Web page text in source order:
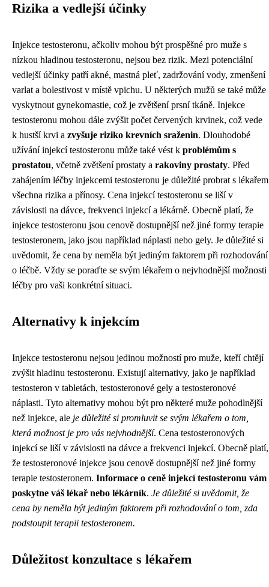
Rizika a vedlejší účinky
Injekce testosteronu, ačkoliv mohou být prospěšné pro muže s
nízkou hladinou testosteronu, nejsou bez rizik. Mezi potenciální
vedlejší účinky patří akné, mastná pleť, zadržování vody, zmenšení
varlat a bolestivost v místě vpichu. U některých mužů se také může
vyskytnout gynekomastie, což je zvětšení prsní tkáně. Injekce
testosteronu mohou dále zvýšit počet červených krvinek, což vede
k hustší krvi a zvyšuje riziko krevních sraženin. Dlouhodobé
užívání injekcí testosteronu může také vést k problémům s
prostatou, včetně zvětšení prostaty a rakoviny prostaty. Před
zahájením léčby injekcemi testosteronu je důležité probrat s lékařem
všechna rizika a přínosy. Cena injekcí testosteronu se liší v
závislosti na dávce, frekvenci injekcí a lékárně. Obecně platí, že
injekce testosteronu jsou cenově dostupnější než jiné formy terapie
testosteronem, jako jsou například náplasti nebo gely. Je důležité si
uvědomit, že cena by neměla být jediným faktorem při rozhodování
o léčbě. Vždy se poraďte se svým lékařem o nejvhodnější možnosti
léčby pro vaši konkrétní situaci.
Alternativy k injekcím
Injekce testosteronu nejsou jedinou možností pro muže, kteří chtějí
zvýšit hladinu testosteronu. Existují alternativy, jako je například
testosteron v tabletách, testosteronové gely a testosteronové
náplasti. Tyto alternativy mohou být pro některé muže pohodlnější
než injekce, ale je důležité si promluvit se svým lékařem o tom,
která možnost je pro vás nejvhodnější. Cena testosteronových
injekcí se liší v závislosti na dávce a frekvenci injekcí. Obecně platí,
že testosteronové injekce jsou cenově dostupnější než jiné formy
terapie testosteronem. Informace o ceně injekcí testosteronu vám
poskytne váš lékař nebo lékárník. Je důležité si uvědomit, že
cena by neměla být jediným faktorem při rozhodování o tom, zda
podstoupit terapii testosteronem.
Důležitost konzultace s lékařem